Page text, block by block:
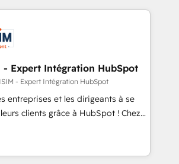
to help you
investment in HubSpot.
digital transformation and minimize
partner, we provide expertise to
Since 2015 we are fully
and with an experienced
work with reputable companies in
as manufacturing, SaaS and
We prepare a customized
transformation, including a
rationale with a focus on ROI and
- Expert Intégration HubSpot
- Expert Intégration HubSpot
entreprises et les dirigeants à se
clients grâce à HubSpot ! Chez
avons l'intime conviction que la
passe par l’innovation web,
et la relation client ! C'est